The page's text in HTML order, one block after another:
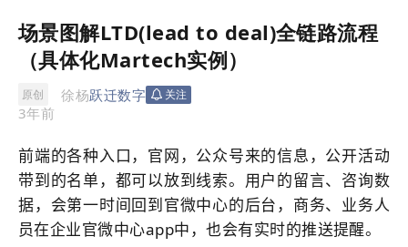
场景图解LTD(lead to deal)全链路流程
（具体化Martech实例）
原创 徐杨跃迁数字 关注
3年前
前端的各种入口，官网，公众号来的信息，公开活动
带到的名单，都可以放到线索。用户的留言、咨询数
据，会第一时间回到官微中心的后台，商务、业务人
员在企业官微中心app中，也会有实时的推送提醒。